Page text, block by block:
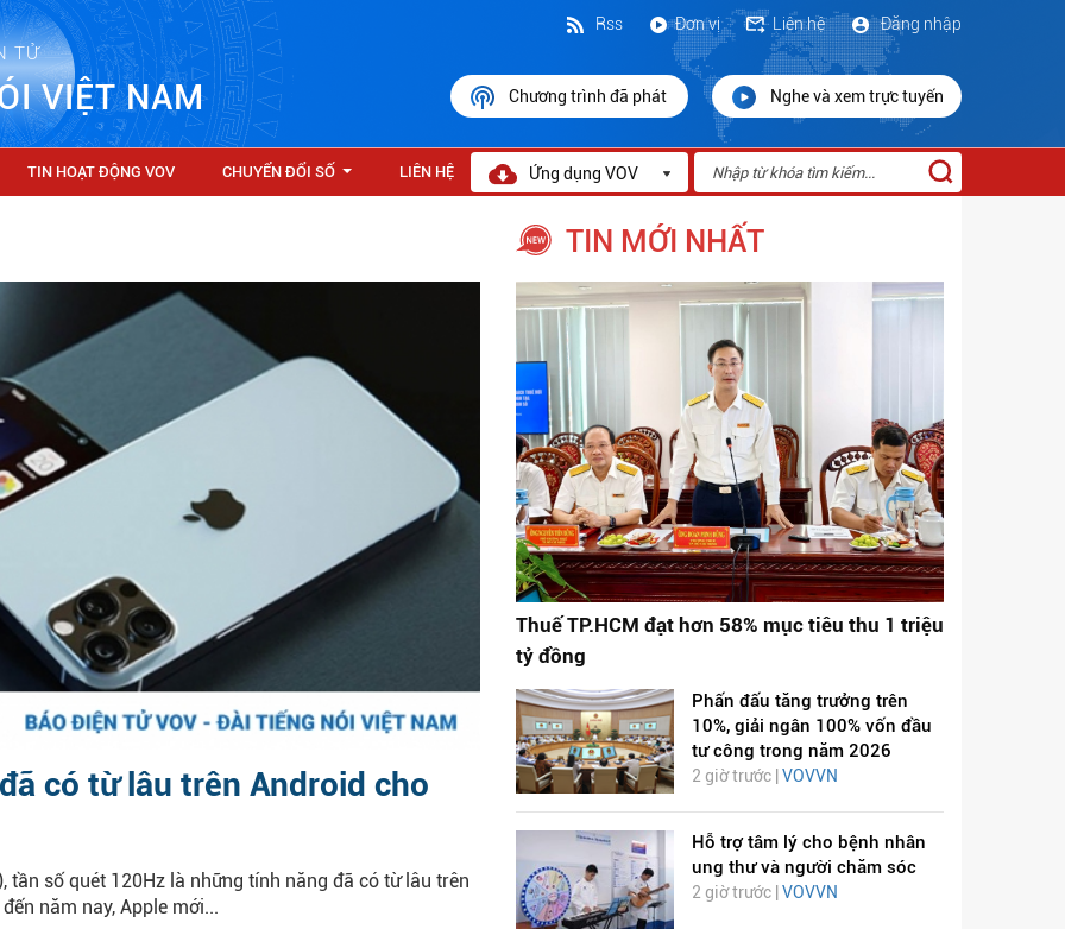
TỬ
VIỆT NAM
Đăng nhập
Liên hệ
Đơn vị
Rss
Chương trình đã phát Nghe và xem trực tuyến
TIN HOẠT ĐỘNG VOV CHUYỂN ĐỔI SỐ LIÊN HỆ Ứng dụng VOV
có từ lâu trên Android cho
tần số quét 120Hz là những tính năng đã có từ lâu trên
năm nay, Apple mới...
TIN MỚI NHẤT
Thuế TP.HCM đạt hơn 58% mục tiêu thu 1 triệu
tỷ đồng
Phấn đấu tăng trưởng trên
10%, giải ngân 100% vốn đầu
tư công trong năm 2026
2 giờ trước | VOVVN
Hỗ trợ tâm lý cho bệnh nhân
ung thư và người chăm sóc
2 giờ trước | VOVVN